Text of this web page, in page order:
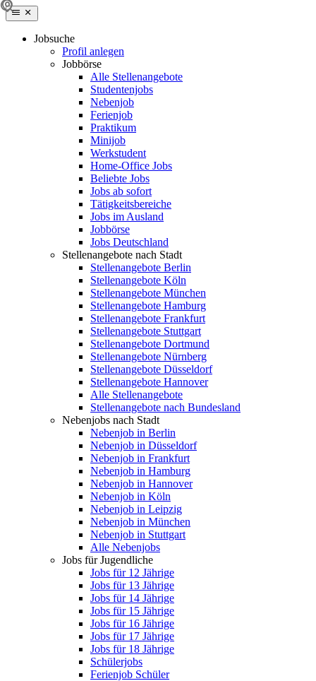
Jobsuche
Profil anlegen
Jobbörse
Alle Stellenangebote
Studentenjobs
Nebenjob
Ferienjob
Praktikum
Minijob
Werkstudent
Home-Office Jobs
Beliebte Jobs
Jobs ab sofort
Tätigkeitsbereiche
Jobs im Ausland
Jobbörse
Jobs Deutschland
Stellenangebote nach Stadt
Stellenangebote Berlin
Stellenangebote Köln
Stellenangebote München
Stellenangebote Hamburg
Stellenangebote Frankfurt
Stellenangebote Stuttgart
Stellenangebote Dortmund
Stellenangebote Nürnberg
Stellenangebote Düsseldorf
Stellenangebote Hannover
Alle Stellenangebote
Stellenangebote nach Bundesland
Nebenjobs nach Stadt
Nebenjob in Berlin
Nebenjob in Düsseldorf
Nebenjob in Frankfurt
Nebenjob in Hamburg
Nebenjob in Hannover
Nebenjob in Köln
Nebenjob in Leipzig
Nebenjob in München
Nebenjob in Stuttgart
Alle Nebenjobs
Jobs für Jugendliche
Jobs für 12 Jährige
Jobs für 13 Jährige
Jobs für 14 Jährige
Jobs für 15 Jährige
Jobs für 16 Jährige
Jobs für 17 Jährige
Jobs für 18 Jährige
Schülerjobs
Ferienjob Schüler